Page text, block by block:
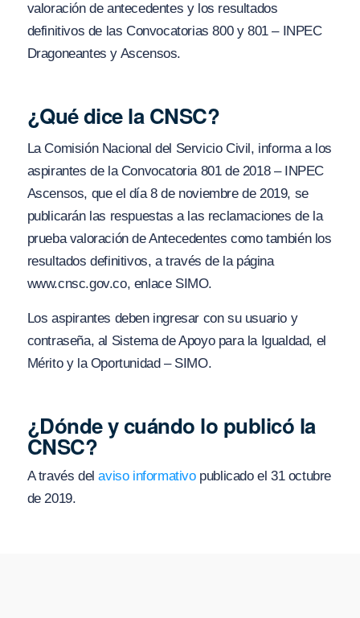
valoración de antecedentes y los resultados
definitivos de las Convocatorias 800 y 801 – INPEC
Dragoneantes y Ascensos.
¿Qué dice la CNSC?
La Comisión Nacional del Servicio Civil, informa a los
aspirantes de la Convocatoria 801 de 2018 – INPEC
Ascensos, que el día 8 de noviembre de 2019, se
publicarán las respuestas a las reclamaciones de la
prueba valoración de Antecedentes como también los
resultados definitivos, a través de la página
www.cnsc.gov.co, enlace SIMO.
Los aspirantes deben ingresar con su usuario y
contraseña, al Sistema de Apoyo para la Igualdad, el
Mérito y la Oportunidad – SIMO.
¿Dónde y cuándo lo publicó la
CNSC?
A través delaviso informativopublicado el 31 octubre
de 2019.